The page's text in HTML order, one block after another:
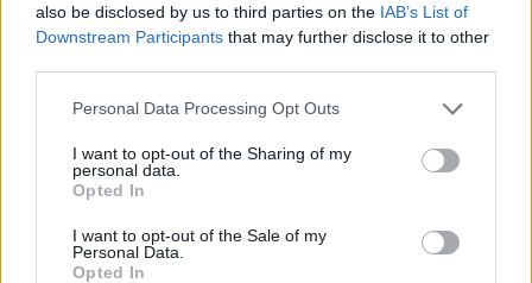
also be disclosed by us to third parties on the IAB’s List of
Downstream Participants that may further disclose it to other
Personal Data Processing Opt Outs
I want to opt-out of the Sharing of my
personal data.
Opted In
I want to opt-out of the Sale of my
Personal Data.
Opted In
11:12
10:42
Πυργαδίκια